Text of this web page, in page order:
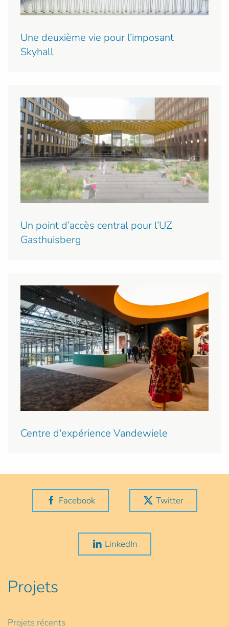
Une deuxième vie pour l’imposant
Skyhall
Un point d’accès central pour l’UZ
Gasthuisberg
Centre d'expérience Vandewiele
Facebook Twitter
LinkedIn
Projets
Projets récents